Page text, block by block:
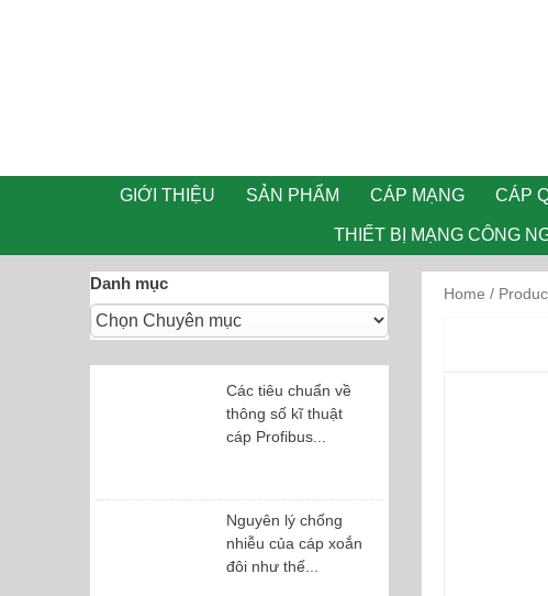
GIỚI THIỆU SẢN PHẨM CÁP MẠNG CÁP
THIẾT BỊ MẠNG CÔNG
Danh mục
Các tiêu chuẩn về
thông số kĩ thuật
cáp Profibus...
Nguyên lý chống
nhiễu của cáp xoắn
đôi như thế...
Home /